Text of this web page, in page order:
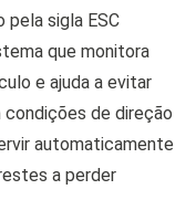
a inclinação do
lateral. Esses
real para uma